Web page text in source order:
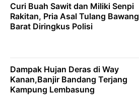
Curi Buah Sawit dan Miliki Senpi
Rakitan, Pria Asal Tulang Bawang
Barat Diringkus Polisi
Dampak Hujan Deras di Way
Kanan,Banjir Bandang Terjang
Kampung Lembasung